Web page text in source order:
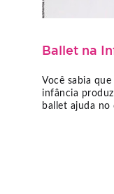
Ballet na
Você sabia
infância
ballet ajuda no